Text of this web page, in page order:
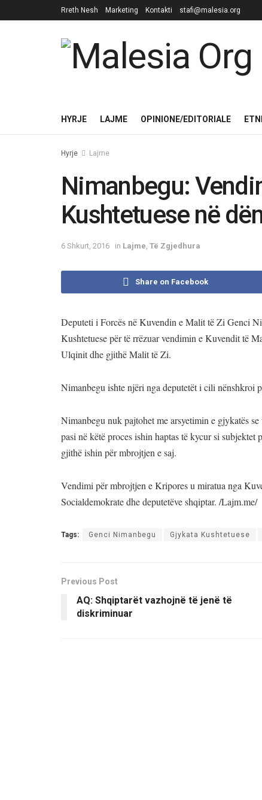
Rreth Nesh Marketing Kontakti stafi@malesia.org
HYRJE LAJME OPINIONE/EDITORIALE
Hyrje Lajme
Nimanbegu:
Kushtetuese në
6 Shkurt, 2016 in Lajme Të Zgjedhura
Share on Facebook
Deputeti i Forcës në Kuvendin e Malit të Zi Genci
Kushtetuese për të rrëzuar vendimin e Kuvendit të
Ulqinit dhe gjithë Malit të Zi.
Nimanbegu ishte njëri nga deputetët i cili
Nimanbegu nuk pajtohet me arsyetimin e gjykatës
pasi në këtë proces ishin haptas të kycur si
gjithë ishin për mbrojtjen e saj.
Vendimi për mbrojtjen e Kripores u miratua nga
Socialdemokrate dhe deputetëve shqiptar. /Lajm.me/
Tags: Genci Nimanbegu Gjykata Kushtetuese
Previous Post
AQ: Shqiptarët vazhojnë të jenë të
diskriminuar